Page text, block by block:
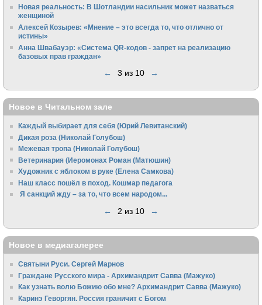
Новая реальность: В Шотландии насильник может назваться
женщиной
Алексей Козырев: «Мнение – это всегда то, что отлично от
истины»
Анна Швабауэр: «Система QR-кодов - запрет на реализацию
базовых прав граждан»
← 3 из 10 →
Новое в Читальном зале
Каждый выбирает для себя (Юрий Левитанский)
Дикая роза (Николай Голубош)
Межевая тропа (Николай Голубош)
Ветеринария (Иеромонах Роман (Матюшин)
Художник с яблоком в руке (Елена Самкова)
Наш класс пошёл в поход. Кошмар педагога
Я санкций жду – за то, что всем народом...
← 2 из 10 →
Новое в медиагалерее
Святыни Руси. Сергей Марнов
Граждане Русского мира - Архимандрит Савва (Мажуко)
Как узнать волю Божию обо мне? Архимандрит Савва (Мажуко)
Каринэ Геворгян. Россия граничит с Богом